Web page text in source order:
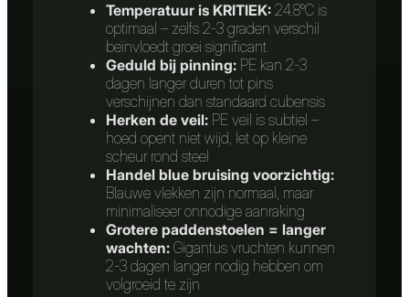
Temperatuur is KRITIEK: 24.8°C is
optimaal – zelfs 2-3 graden verschil
beïnvloedt groei significant
Geduld bij pinning: PE kan 2-3
dagen langer duren tot pins
verschijnen dan standaard cubensis
Herken de veil: PE veil is subtiel –
hoed opent niet wijd, let op kleine
scheur rond steel
Handel blue bruising voorzichtig:
Blauwe vlekken zijn normaal, maar
minimaliseer onnodige aanraking
Grotere paddenstoelen = langer
wachten: Gigantus vruchten kunnen
2-3 dagen langer nodig hebben om
volgroeid te zijn